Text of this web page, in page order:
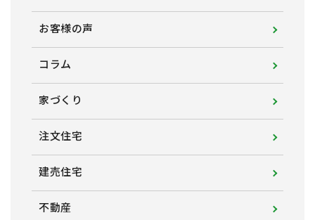
お客様の声
コラム
家づくり
注文住宅
建売住宅
不動産